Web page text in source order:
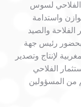
الفلاحي لسوس
واستدامة
والصيد
بحضور رئيس جهة
لإنتاج وتصدير
الفلاحي
من المسؤولين